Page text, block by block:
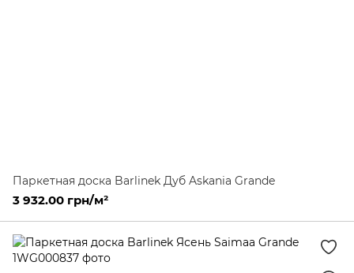
Паркетная доска Barlinek Дуб Askania Grande
3 932.00 грн/м²